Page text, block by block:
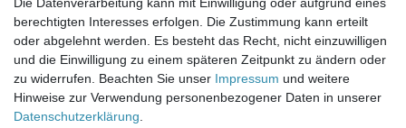
Gottlieb-Daimler-Str. 10
33334 Gütersloh
ÖFFNUNGSZEITEN
Montag - Dienstag: 8.00 - 18.00 Uhr, Mittwoch Ruhetag,
Donnerstag: 8.00 - 18.00 Uhr, Freitag 8.00 - 14.00 Uhr
berechtigten Interesses erfolgen. Die Zustimmung kann erteilt
oder abgelehnt werden. Es besteht das Recht, nicht einzuwilligen
und die Einwilligung zu einem späteren Zeitpunkt zu ändern oder
zu widerrufen. Beachten Sie unser Impressum und weitere
Hinweise zur Verwendung personenbezogener Daten in unserer
Daten­schutz­erklärung